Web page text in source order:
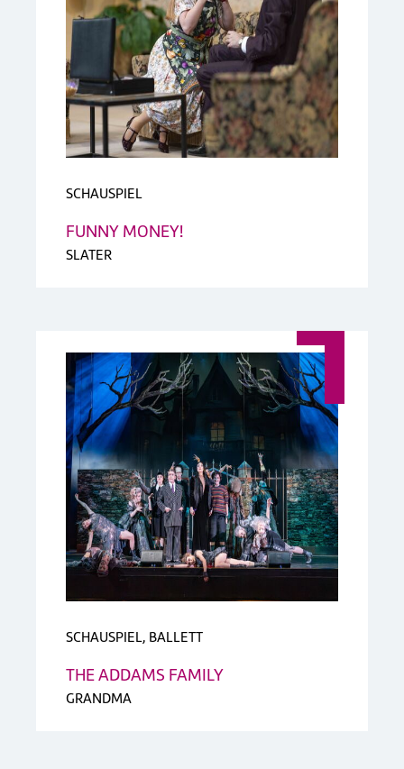
SCHAUSPIEL
FUNNY MONEY!
SLATER
SCHAUSPIEL, BALLETT
THE ADDAMS FAMILY
GRANDMA